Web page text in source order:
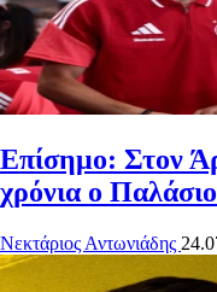
Επίσημο: Στον
χρόνια ο
Νεκτάριος Αντωνιάδης